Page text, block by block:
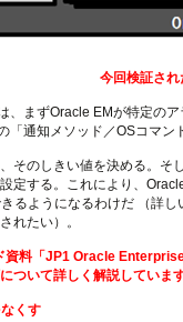
今回検証さ
まずOracle EMが特定の
「通知メソッド／OSコマン
そのしきい値を決める。そ
定する。これにより、
るようになるわけだ （詳
れたい）。
料「 JP1 Oracle
ついて詳しく解説していま
くす